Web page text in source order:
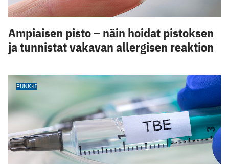
Ampiaisen pisto – näin hoidat pistoksen
ja tunnistat vakavan allergisen reaktion
PUNKKI